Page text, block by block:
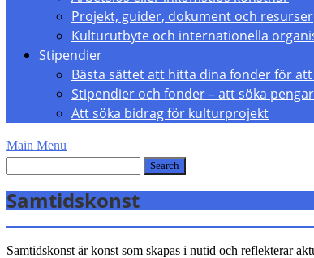
Projekt, guider, dokument och resurser
Kulturutbyte och internationella
Stipendier
Bästa sättet att hitta dina fonder för
Stipendier och fonder – att söka pengar
Att söka bidrag för kulturprojekt
Main Menu
Samtidskonst
Samtidskonst är konst som skapas i nutid och reflekterar